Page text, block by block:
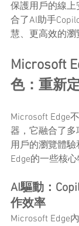
保護用戶的線上
合了AI助手
慧、更高效的瀏
Microsoft
色：重新
Microsoft Edge
器，它融合了
用戶的瀏覽體
Edge的一些核心
AI驅動：
作效率
Microsoft Edge